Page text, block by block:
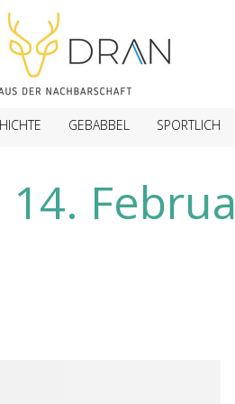
GEBABBEL SPORTLICH
14.